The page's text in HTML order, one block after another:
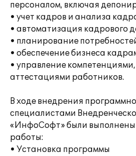
персоналом, включая
• учет кадров и анализа
• автоматизация кадрового
• планирование
• обеспечение бизнеса
• управление
аттестациями работников.
В ходе внедрения
специалистами
«ИнфоСофт» были
работы:
• Установка программы